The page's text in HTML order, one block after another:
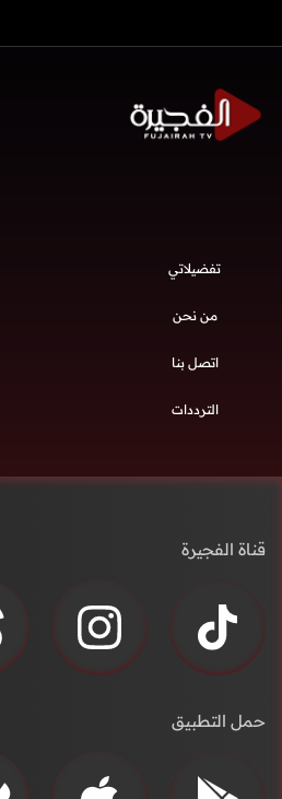
تفضيلاتي
من نحن
اتصل بنا
الترددات
قناة الفجيرة
حمل التطبيق